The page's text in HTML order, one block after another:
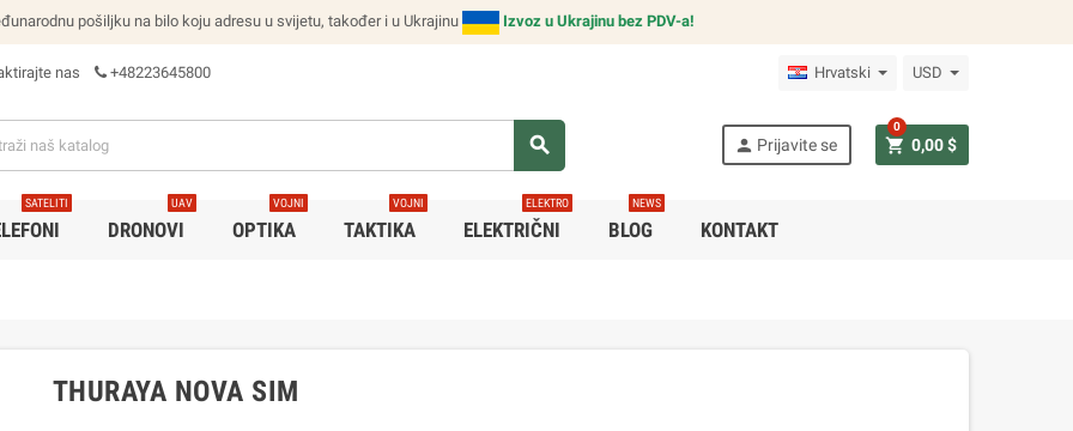
pošiljku na bilo koju adresu u svijetu, također i u Ukrajinu Izvoz u Ukrajinu bez PDV-a!
nas +48223645800 Hrvatski USD
search person Prijavite se shopping_cart 0,00 $
0
SATELITI
DRONOVI
UAV
OPTIKA
VOJNI
TAKTIKA
VOJNI
ELEKTRIČNI
ELEKTRO
BLOG
NEWS
KONTAKT
THURAYA NOVA SIM